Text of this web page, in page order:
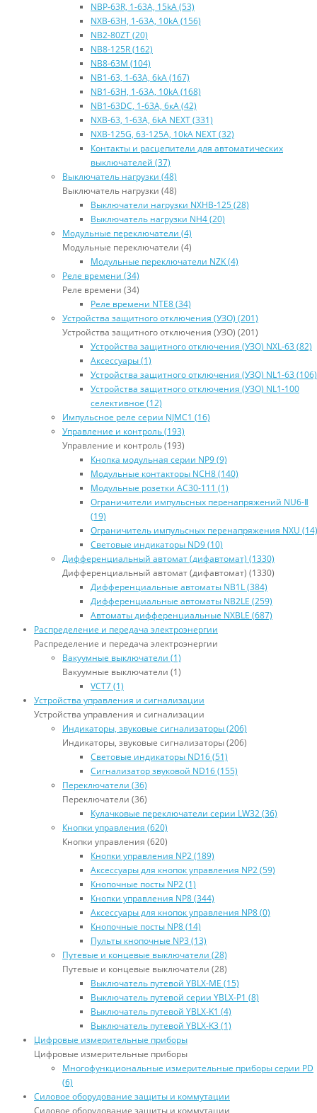
NBP-63R, 1-63A, 15kA (53)
NXB-63H, 1-63A, 10kA (156)
NB2-80ZT (20)
NB8-125R (162)
NB8-63М (104)
NB1-63, 1-63А, 6kA (167)
NB1-63H, 1-63А, 10kA (168)
NB1-63DC, 1-63А, 6кА (42)
NXB-63, 1-63А, 6kA NEXT (331)
NXB-125G, 63-125А, 10kA NEXT (32)
Контакты и расцепители для автоматических
выключателей (37)
Выключатель нагрузки (48)
Выключатель нагрузки (48)
Выключатели нагрузки NXHB-125 (28)
Выключатель нагрузки NH4 (20)
Модульные переключатели (4)
Модульные переключатели (4)
Модульные переключатели NZK (4)
Реле времени (34)
Реле времени (34)
Реле времени NTE8 (34)
Устройства защитного отключения (УЗО) (201)
Устройства защитного отключения (УЗО) (201)
Устройства защитного отключения (УЗО) NXL-63 (82)
Аксессуары (1)
Устройства защитного отключения (УЗО) NL1-63 (106)
Устройства защитного отключения (УЗО) NL1-100
селективное (12)
Импульсное реле серии NJMC1 (16)
Управление и контроль (193)
Управление и контроль (193)
Кнопка модульная серии NP9 (9)
Модульные контакторы NCH8 (140)
Модульные розетки AC30-111 (1)
Ограничители импульсных перенапряжений NU6-Ⅱ
(19)
Ограничитель импульсных перенапряжения NXU (14)
Световые индикаторы ND9 (10)
Дифференциальный автомат (дифавтомат) (1330)
Дифференциальный автомат (дифавтомат) (1330)
Дифференциальные автоматы NB1L (384)
Дифференциальные автоматы NB2LE (259)
Автоматы дифференциальные NXBLE (687)
Распределение и передача электроэнергии
Распределение и передача электроэнергии
Вакуумные выключатели (1)
Вакуумные выключатели (1)
VCT7 (1)
Устройства управления и сигнализации
Устройства управления и сигнализации
Индикаторы, звуковые сигнализаторы (206)
Индикаторы, звуковые сигнализаторы (206)
Световые индикаторы ND16 (51)
Сигнализатор звуковой ND16 (155)
Переключатели (36)
Переключатели (36)
Кулачковые переключатели серии LW32 (36)
Кнопки управления (620)
Кнопки управления (620)
Кнопки управления NP2 (189)
Аксессуары для кнопок управления NP2 (59)
Кнопочные посты NP2 (1)
Кнопки управления NP8 (344)
Аксессуары для кнопок управления NP8 (0)
Кнопочные посты NP8 (14)
Пульты кнопочные NP3 (13)
Путевые и концевые выключатели (28)
Путевые и концевые выключатели (28)
Выключатель путевой YBLX-ME (15)
Выключатель путевой серии YBLX-P1 (8)
Выключатель путевой YBLX-K1 (4)
Выключатель путевой YBLX-K3 (1)
Цифровые измерительные приборы
Цифровые измерительные приборы
Многофункциональные измерительные приборы серии PD
(6)
Силовое оборудование защиты и коммутации
Силовое оборудование защиты и коммутации